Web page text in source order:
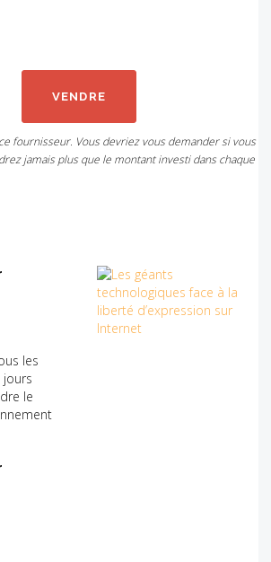
VENDRE
fournisseur. Vous devriez vous demander si vous
jamais plus que le montant investi dans chaque
les
jours
le